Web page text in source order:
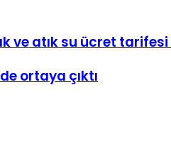
ve atık su ücret
ortaya çıktı